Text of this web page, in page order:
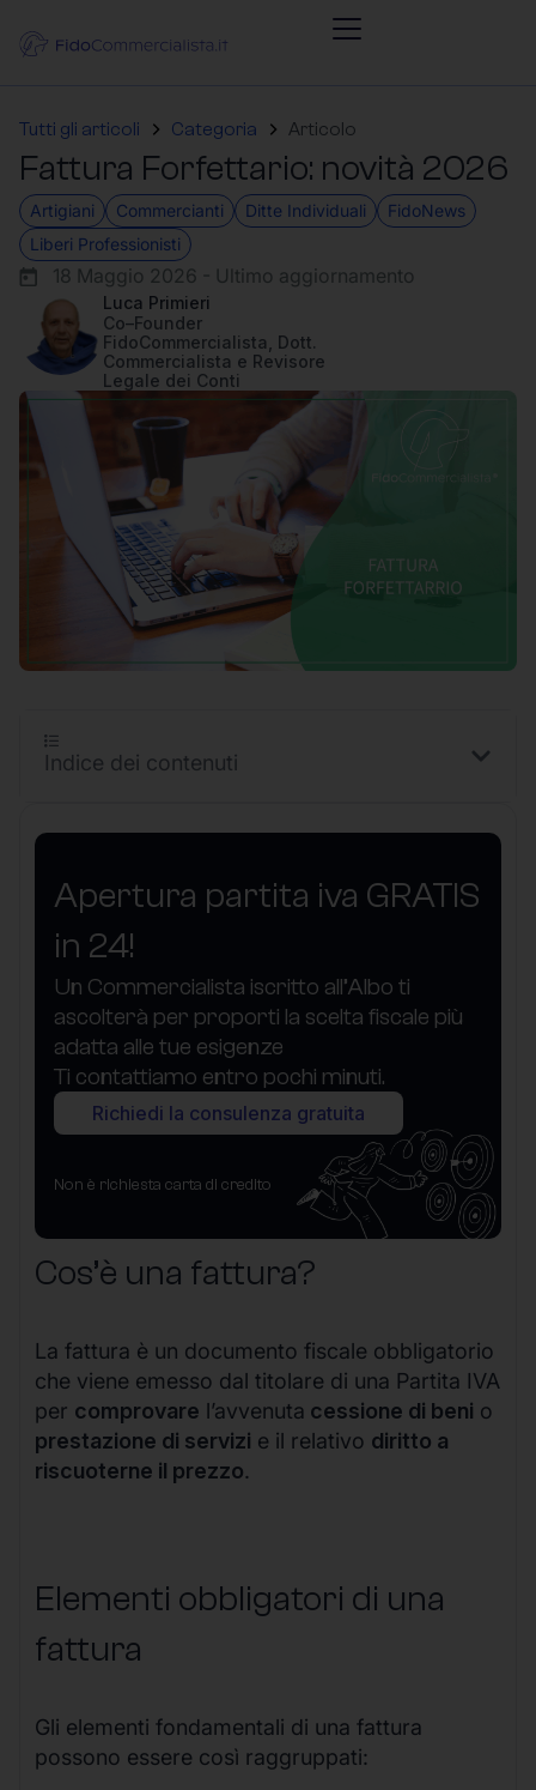
Tutti gli articoli Categoria Articolo
Fattura Forfettario: novità 2026
Artigiani Commercianti Ditte Individuali
FidoNews
Liberi Professionisti
18 Maggio 2026 - Ultimo aggiornamento
Luca Primieri
Co–Founder
FidoCommercialista, Dott.
Commercialista e Revisore
Legale dei Conti
Apertura partita iva GRATIS
in 24!
Un Commercialista iscritto all’Albo ti
ascolterà per proporti la scelta fiscale più
adatta alle tue esigenze
Ti contattiamo entro pochi minuti.
Richiedi la consulenza gratuita
Non è richiesta carta di credito
Cos’è una fattura?
La fattura è un documento fiscale obbligatorio
che viene emesso dal titolare di una Partita IVA
per comprovare l’avvenuta cessione di beni o
prestazione di servizi e il relativo diritto a
riscuoterne il prezzo.
Elementi obbligatori di una
fattura
Gli elementi fondamentali di una fattura
possono essere così raggruppati:
Indice dei contenuti